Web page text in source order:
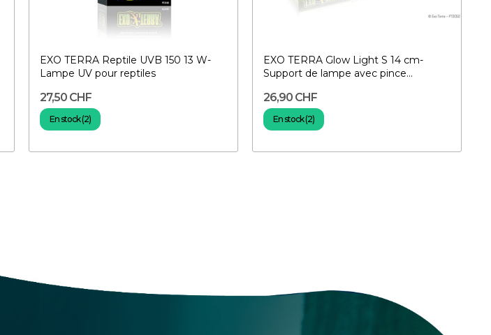
EXO TERRA Reptile UVB 150 13 W-
Lampe UV pour reptiles
27,50 CHF
En stock (2)
EXO TERRA Glow Light S 14 cm-
Support de lampe avec pince...
26,90 CHF
En stock (2)